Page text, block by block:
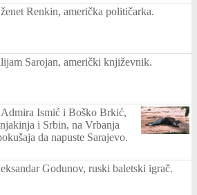
Renkin, američka političarka.
Sarojan, američki književnik.
Ismić i Boško Brkić,
i Srbin, na Vrbanja
da napuste Sarajevo.
Godunov, ruski baletski igrač.